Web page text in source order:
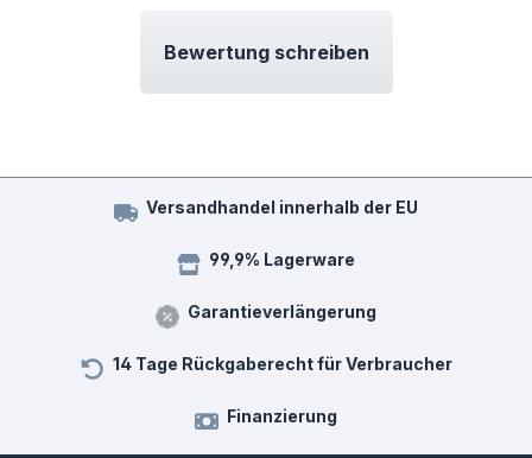
Bewertung schreiben
Versandhandel innerhalb der EU
99,9% Lagerware
Garantieverlängerung
14 Tage Rückgaberecht für Verbraucher
Finanzierung